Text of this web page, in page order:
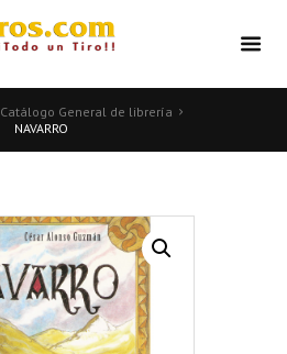
Catálogo General de librería
NAVARRO